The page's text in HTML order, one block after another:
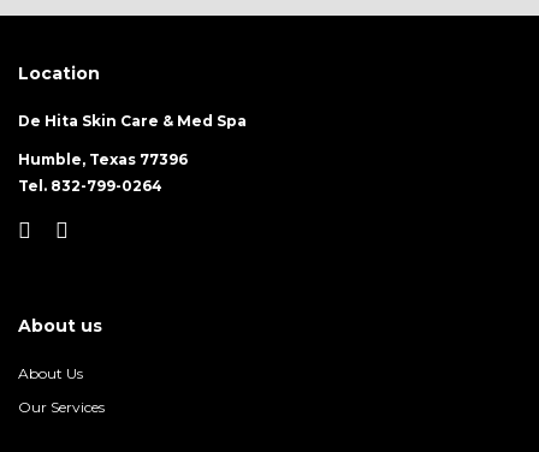
Location
De Hita Skin Care & Med Spa
Humble, Texas 77396
Tel. 832-799-0264
About us
About Us
Our Services